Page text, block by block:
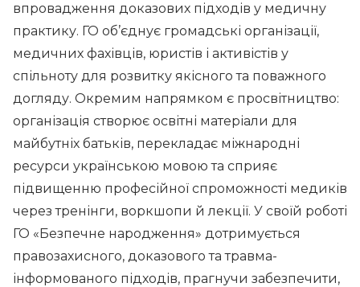
впровадження доказових підходів у медичну
практику. ГО об’єднує громадські організації,
медичних фахівців, юристів і активістів у
спільноту для розвитку якісного та поважного
догляду. Окремим напрямком є просвітництво:
організація створює освітні матеріали для
майбутніх батьків, перекладає міжнародні
ресурси українською мовою та сприяє
підвищенню професійної спроможності медиків
через тренінги, воркшопи й лекції. У своїй роботі
ГО «Безпечне народження» дотримується
правозахисного, доказового та травма-
інформованого підходів, прагнучи забезпечити,